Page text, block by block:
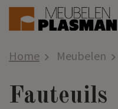
Home Meubelen
Fauteuils